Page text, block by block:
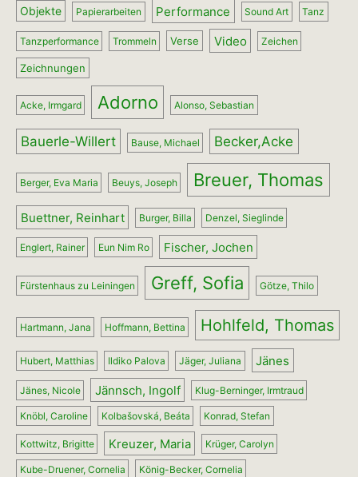
Objekte Papierarbeiten Performance Sound Art Tanz
Tanzperformance Trommeln Verse Video Zeichen
Zeichnungen
Acke, Irmgard Adorno Alonso, Sebastian
Bauerle-Willert Bause, Michael Becker,Acke
Berger, Eva Maria Beuys, Joseph Breuer, Thomas
Buettner, Reinhart Burger, Billa Denzel, Sieglinde
Englert, Rainer Eun Nim Ro Fischer, Jochen
Fürstenhaus zu Leiningen Greff, Sofia Götze, Thilo
Hartmann, Jana Hoffmann, Bettina Hohlfeld, Thomas
Hubert, Matthias Ildiko Palova Jäger, Juliana Jänes
Jänes, Nicole Jännsch, Ingolf Klug-Berninger, Irmtraud
Knöbl, Caroline Kolbašovská, Beáta Konrad, Stefan
Kottwitz, Brigitte Kreuzer, Maria Krüger, Carolyn
Kube-Druener, Cornelia König-Becker, Cornelia